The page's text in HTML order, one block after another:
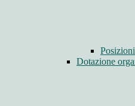
Dotazione